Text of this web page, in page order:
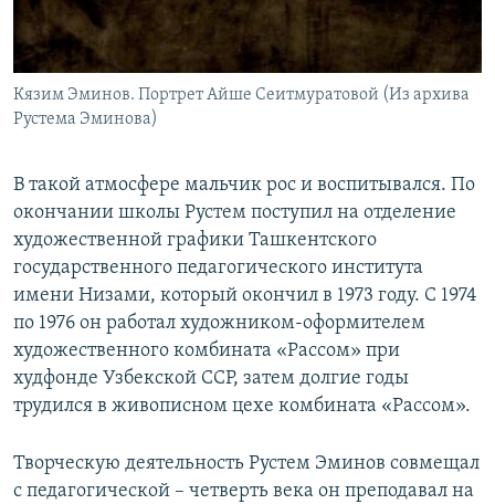
Кязим Эминов. Портрет Айше Сеитмуратовой (Из архива
Рустема Эминова)
В такой атмосфере мальчик рос и воспитывался. По
окончании школы Рустем поступил на отделение
художественной графики Ташкентского
государственного педагогического института
имени Низами, который окончил в 1973 году. С 1974
по 1976 он работал художником-оформителем
художественного комбината «Рассом» при
худфонде Узбекской ССР, затем долгие годы
трудился в живописном цехе комбината «Рассом».
Творческую деятельность Рустем Эминов совмещал
с педагогической – четверть века он преподавал на